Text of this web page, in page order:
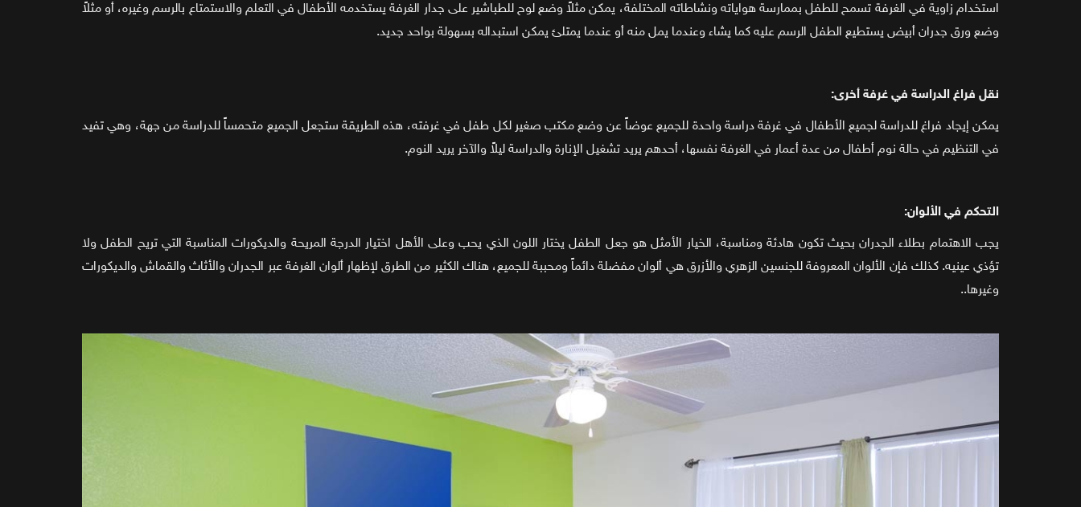
استخدام زاوية في الغرفة تسمح للطفل بممارسة هواياته ونشاطاته المختلفة، يمكن مثلاً وضع لوح للطباشير على جدار الغرفة يستخدمه الأطفال في التعلم والاستمتاع بالرسم وغيره، أو مثلاً
وضع ورق جدران أبيض يستطيع الطفل الرسم عليه كما يشاء وعندما يمل منه أو عندما يمتلئ يمكن استبداله بسهولة بواحد جديد.
نقل فراغ الدراسة في غرفة أخرى:
يمكن إيجاد فراغ للدراسة لجميع الأطفال في غرفة دراسة واحدة للجميع عوضاً عن وضع مكتب صغير لكل طفل في غرفته، هذه الطريقة ستجعل الجميع متحمساً للدراسة من جهة، وهي تفيد
في التنظيم في حالة نوم أطفال من عدة أعمار في الغرفة نفسها، أحدهم يريد تشغيل الإنارة والدراسة ليلاً والآخر يريد النوم.
التحكم في الألوان:
يجب الاهتمام بطلاء الجدران بحيث تكون هادئة ومناسبة، الخيار الأمثل هو جعل الطفل يختار اللون الذي يحب وعلى الأهل اختيار الدرجة المريحة والديكورات المناسبة التي تريح الطفل ولا
تؤذي عينيه. كذلك فإن الألوان المعروفة للجنسين الزهري والأزرق هي ألوان مفضلة دائماً ومحببة للجميع، هناك الكثير من الطرق لإظهار ألوان الغرفة عبر الجدران والأثاث والقماش والديكورات
وغيرها..